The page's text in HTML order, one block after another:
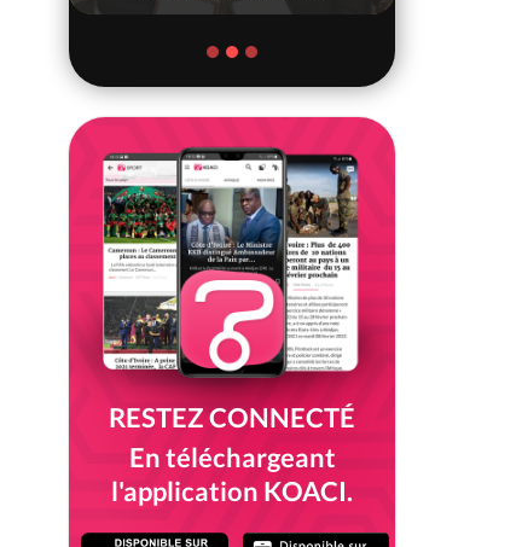
RESTEZ CONNECTÉ
En téléchargeant
l'application KOACI.